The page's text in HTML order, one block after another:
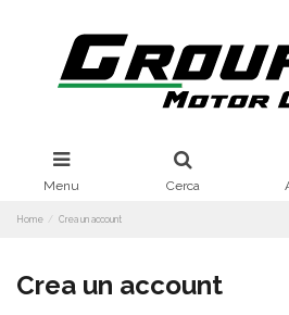
Menu Cerca
Home Crea un account
Crea un account